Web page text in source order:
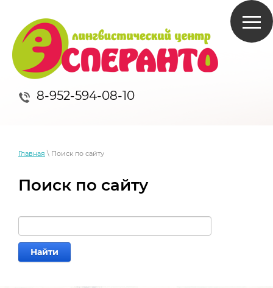
8-952-594-08-10
Главная \ Поиск по сайту
Поиск по сайту
Найти